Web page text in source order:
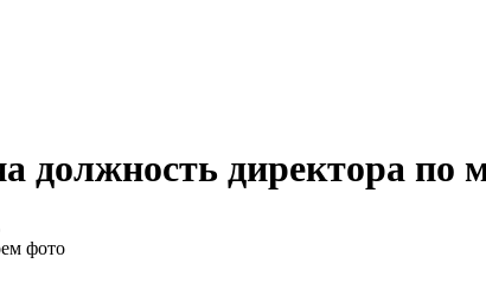
должность директора по
фото